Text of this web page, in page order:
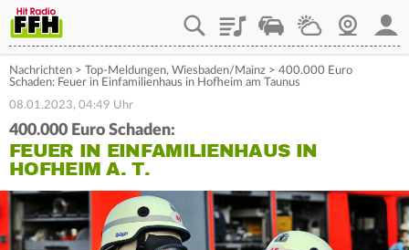
PlaylistStaupilotWetterWebcam
Nachrichten > Top-Meldungen, Wiesbaden/Mainz > 400.000 Euro
Schaden: Feuer in Einfamilienhaus in Hofheim am Taunus
08.01.2023, 04:49 Uhr
400.000 Euro Schaden:
FEUER IN EINFAMILIENHAUS IN
HOFHEIM A. T.